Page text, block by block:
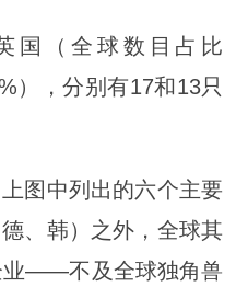
国（全球数目占比
），分别有17和13只
图中列出的六个主要
、韩）之外，全球其
业——不及全球独角兽